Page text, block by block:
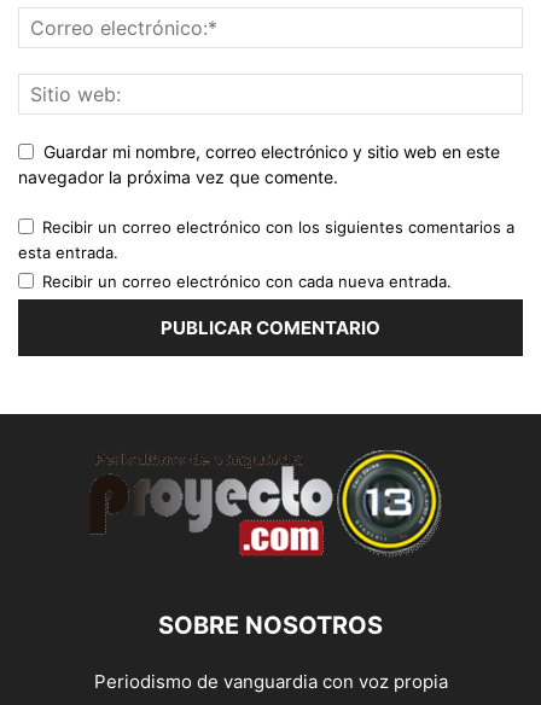
Guardar mi nombre, correo electrónico y sitio web en este
navegador la próxima vez que comente.
Recibir un correo electrónico con los siguientes comentarios a
esta entrada.
Recibir un correo electrónico con cada nueva entrada.
SOBRE NOSOTROS
Periodismo de vanguardia con voz propia